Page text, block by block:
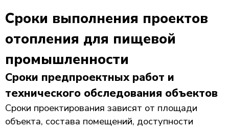
Сроки выполнения проектов
отопления для пищевой
промышленности
Сроки предпроектных работ и
технического обследования объектов
Сроки проектирования зависят от площади
объекта, состава помещений, доступности